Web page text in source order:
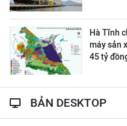
Hà Tĩnh
máy sản
45 tỷ
BẢN DESKTOP